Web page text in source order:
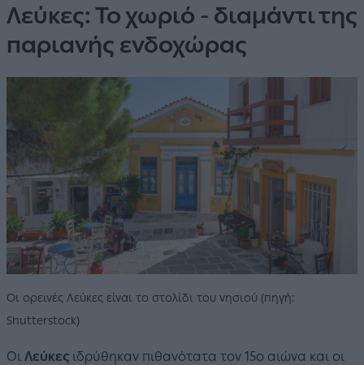
Λεύκες: Το χωριό - διαμάντι της
παριανής ενδοχώρας
Οι ορεινές Λεύκες είναι το στολίδι του νησιού (πηγή:
Shutterstock)
Οι Λεύκες ιδρύθηκαν πιθανότατα τον 15ο αιώνα και οι